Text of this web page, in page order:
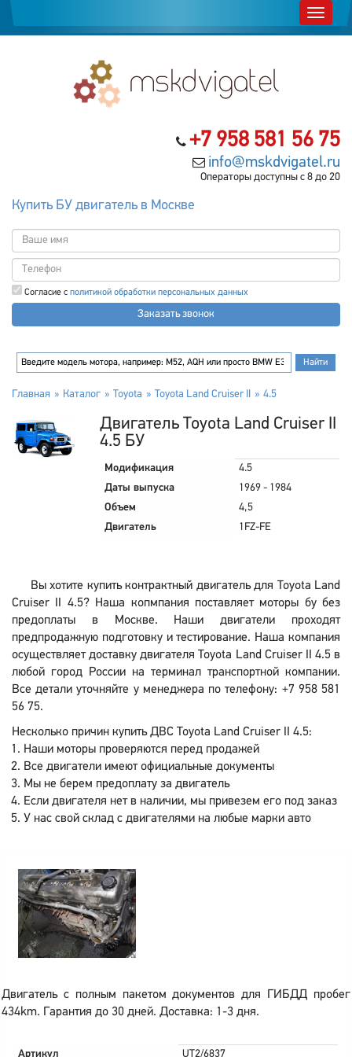
+7 958 581 56 75
info@mskdvigatel.ru
Операторы доступны с 8 до 20
Купить БУ двигатель в Москве
Согласие с политикой обработки персональных данных
Заказать звонок
Главная Каталог Toyota Toyota Land Cruiser II 4.5
Двигатель Toyota Land Cruiser II
4.5 БУ
Модификация
4.5
Даты выпуска
1969 - 1984
Объем
4,5
Двигатель
1FZ-FE
Вы хотите купить контрактный двигатель для Toyota Land
Cruiser II 4.5? Наша копмпания поставляет моторы бу без
предоплаты в Москве. Наши двигатели проходят
предпродажную подготовку и тестирование. Наша компания
осуществляет доставку двигателя Toyota Land Cruiser II 4.5 в
любой город России на терминал транспортной компании.
Все детали уточняйте у менеджера по телефону: +7 958 581
56 75.
Несколько причин купить ДВС Toyota Land Cruiser II 4.5:
Наши моторы проверяются перед продажей
Все двигатели имеют официальные документы
Мы не берем предоплату за двигатель
Если двигателя нет в наличии, мы привезем его под заказ
У нас свой склад с двигателями на любые марки авто
Двигатель с полным пакетом документов для ГИБДД пробег
434km. Гарантия до 30 дней. Доставка: 1-3 дня.
Артикул UT2/6837